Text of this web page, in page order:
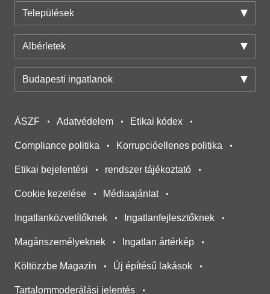
Települések
Albérletek
Budapesti ingatlanok
ÁSZF Adatvédelem Etikai kódex
Compliance politika Korrupcióellenes politika
Etikai bejelentési rendszer tájékoztató
Cookie kezelése Médiaajánlat
Ingatlanközvetítőknek Ingatlanfejlesztőknek
Magánszemélyeknek Ingatlan ártérkép
Költözzbe Magazin Új építésű lakások
Tartalommoderálási jelentés